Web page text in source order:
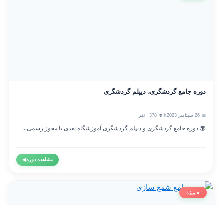
دوره جامع گردشگری، دیپلم گردشگری
👨‍🎓 378+ نفر
🌍 دوره جامع گردشگری و دیپلم گردشگری آموزشگاه نقدی با مجوز رسمی...
مشاهده دوره◀
⭐ ویژه